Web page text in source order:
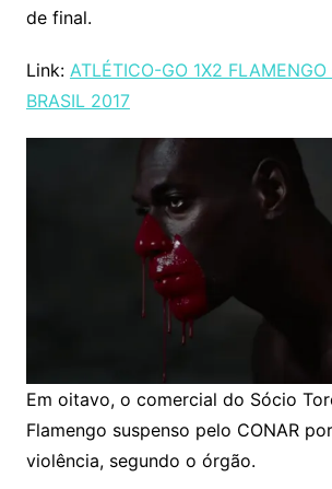
de final.
Link: ATLÉTICO-GO 1X2 FLAMENGO
BRASIL 2017
Em oitavo, o comercial do Sócio
Flamengo suspenso pelo CONAR
violência, segundo o órgão.